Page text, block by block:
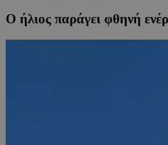
Ο ήλιος παράγει φθηνή